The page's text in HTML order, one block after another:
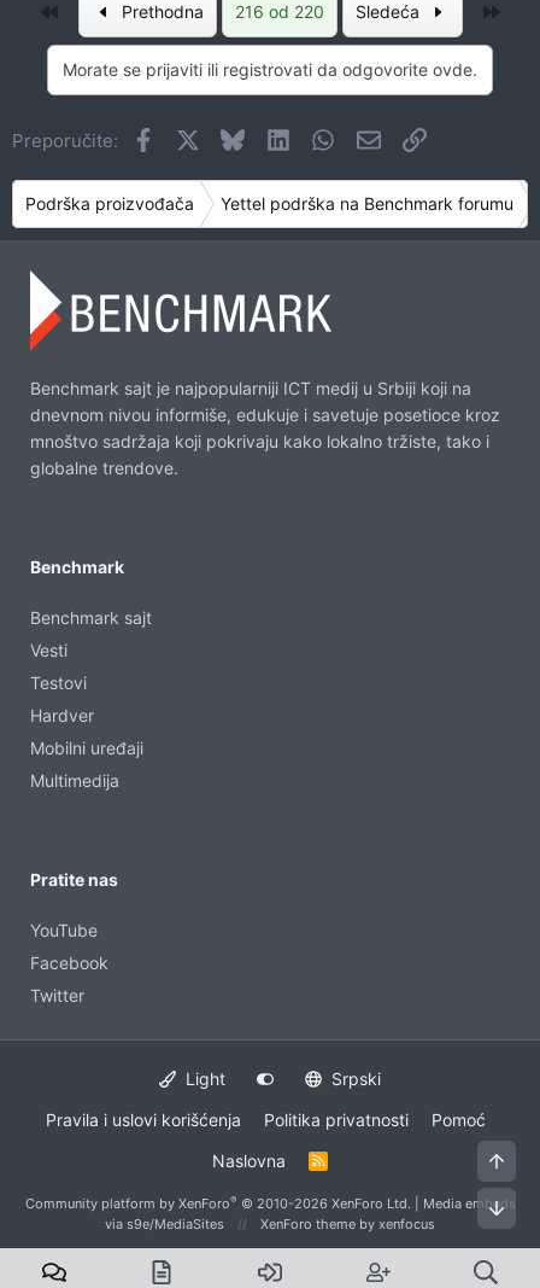
Prethodna 216 od 220 Sledeća
Morate se prijaviti ili registrovati da odgovorite ovde.
Preporučite: Facebook BlueskyLinkedInWhatsApp
Imejl Link
Podrška proizvođača Yettel podrška na Benchmark forumu
Benchmark sajt je najpopularniji ICT medij u Srbiji koji na
dnevnom nivou informiše, edukuje i savetuje posetioce kroz
mnoštvo sadržaja koji pokrivaju kako lokalno tržiste, tako i
globalne trendove.
Benchmark
Benchmark sajt
Vesti
Testovi
Hardver
Mobilni uređaji
Multimedija
Pratite nas
YouTube
Facebook
Twitter
Light
Srpski
Pravila i uslovi korišćenja
Politika privatnosti
Pomoć
Naslovna
R
S
Community platform by XenForo® © 2010-2026 XenForo Ltd.
Media embeds
via s9e/MediaSites
XenForo theme by xenfocus
Dno